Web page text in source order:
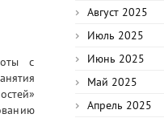
с
Август 2025
Июль 2025
Июнь 2025
Май 2025
Апрель 2025